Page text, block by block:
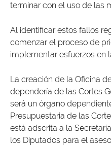
terminar con el uso de las
Al identificar estos fallos
comenzar el proceso de
implementar esfuerzos en
La creación de la Oficina
dependería de las Cortes
será un órgano
Presupuestaria de las
está adscrita a la
los Diputados para el